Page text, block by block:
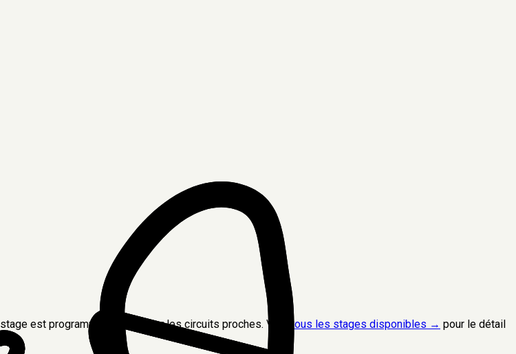
stage est programmé sur les circuits proches. Vois tous les stages disponibles → pour le détail